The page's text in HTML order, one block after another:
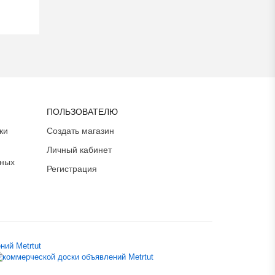
ПОЛЬЗОВАТЕЛЮ
Создать магазин
Личный кабинет
Регистрация